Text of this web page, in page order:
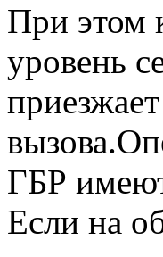
При этом
уровень
ГБР
Если на